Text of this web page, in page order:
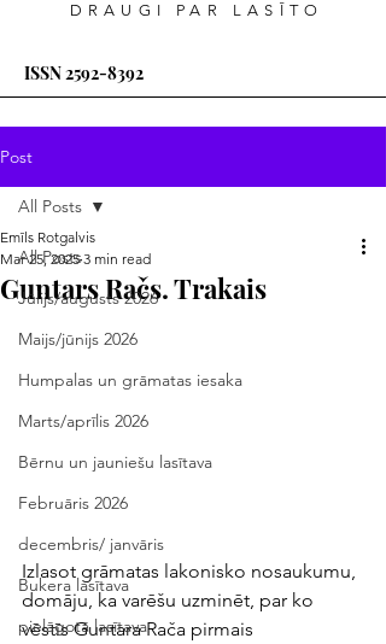
DRAUGI PAR LASĪTO
ISSN2592-8392
Post
All Posts
Jūlijs/augusts 2026
Maijs/jūnijs 2026
Humpalas un grāmatas iesaka
Marts/aprīlis 2026
Bērnu un jauniešu lasītava
Februāris 2026
decembris/ janvāris
Bukera lasītava
pielāgotā lasītava
All Posts
Guntars Račs. Trakais
Emīls Rotgalvis
Mar 25, 2025 3 min read
Izlasot grāmatas lakonisko nosaukumu,
domāju, ka varēšu uzminēt, par ko
vēstīs Guntara Rača pirmais